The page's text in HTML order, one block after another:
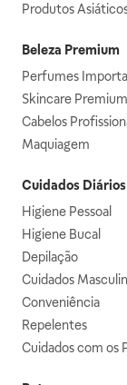
Produtos
Beleza Premium
Perfumes
Skincare Premium
Cabelos
Maquiagem
Cuidados Diários
Higiene Pessoal
Higiene Bucal
Depilação
Cuidados
Conveniência
Repelentes
Cuidados com os